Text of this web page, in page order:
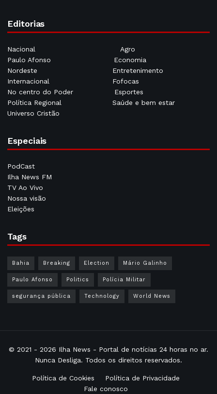
Editorias
Nacional
Agro
Paulo Afonso
Economia
Nordeste
Entretenimento
Internacional
Fofocas
No centro do Poder
Esportes
Política Regional
Saúde e bem estar
Universo Cristão
Especiais
PodCast
Ilha News FM
TV Ao Vivo
Nossa visão
Eleições
Tags
Bahia Breaking Election Mário Galinho
Paulo Afonso Politics Polícia Militar
segurança pública Technology World News
© 2021 - 2026 Ilha News - Portal de notícias 24 horas no ar.
Nunca Desliga. Todos os direitos reservados.
Política de Cookies
Política de Privacidade
Fale conosco